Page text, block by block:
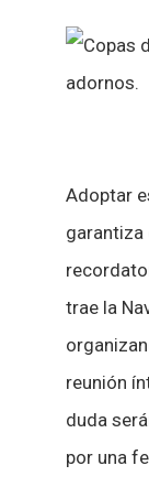
Adoptar
garantiza
trae la
reunión
duda
por una